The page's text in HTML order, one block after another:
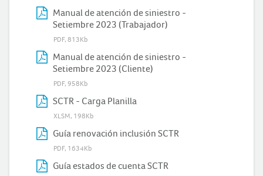
Manual de atención de siniestro -
Setiembre 2023 (Trabajador)
PDF, 813Kb
Manual de atención de siniestro -
Setiembre 2023 (Cliente)
PDF, 958Kb
SCTR - Carga Planilla
XLSM, 198Kb
Guía renovación inclusión SCTR
PDF, 1634Kb
Guía estados de cuenta SCTR